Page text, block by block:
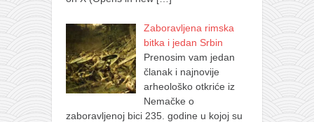
Zaboravljena rimska
bitka i jedan Srbin
Prenosim vam jedan
članak i najnovije
arheološko otkriće iz
Nemačke o
zaboravljenoj bici 235. godine u kojoj su